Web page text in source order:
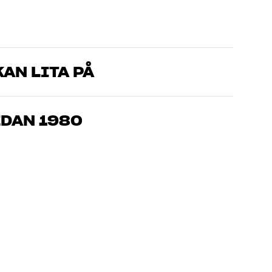
LITA PÅ
kan produkterna och brinner för riktigt bra ljud – både till
1980